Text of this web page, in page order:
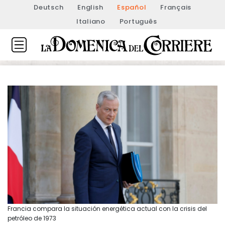
Deutsch English Español
Français
Italiano
Português
Francia compara la situación energética actual con la crisis del
petróleo de 1973